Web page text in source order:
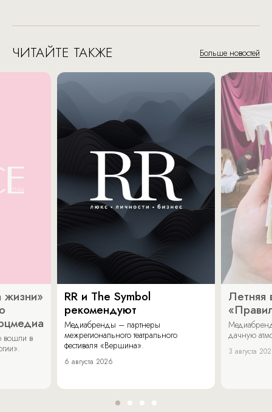
ЧИТАЙТЕ ТАКЖЕ Больше новостей
жизни»
вошли в
RR и The Symbol
рекомендуют
Медиабренды – партнеры
межрегионального театрального
фестиваля «Вершина».
6 августа 2026
Летняя
дачную
3 августа